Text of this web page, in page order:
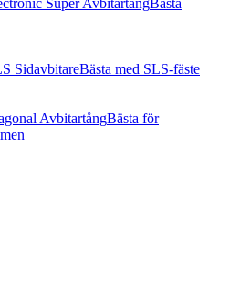
SidavbitareBästa med SLS-fäste
AvbitartångBästa för